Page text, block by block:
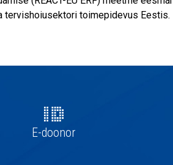
tervishoiusektori toimepidevus Eestis.
E-doonor